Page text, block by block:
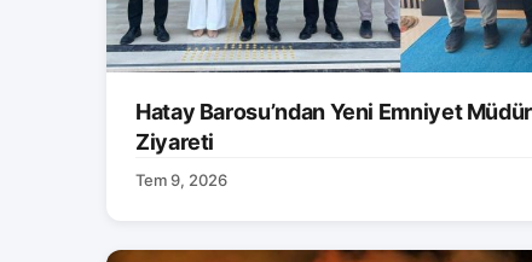
Hatay Barosu’ndan Yeni Emniyet
Ziyareti
Tem 9, 2026